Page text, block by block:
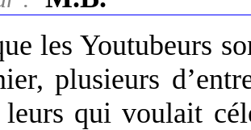
les Youtubeurs
plusieurs
leurs qui voulait